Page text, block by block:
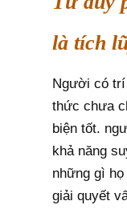
là tích
Người có
thức chưa
biện tốt.
khả năng
những gì
giải quyết